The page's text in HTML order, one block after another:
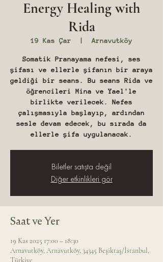
Energy Healing with
Rida
19 Kas Çar
  |
Arnavutköy
Somatik Pranayama nefesi, ses
şifası ve ellerle şifanın bir araya
geldiği bir seans. Bu seans Rida ve
öğrencileri Mina ve Yael'le
birlikte verilecek. Nefes
çalışmasıyla başlayıp, ardından
sesle devam edecek, bu sırada da
ellerle şifa uygulanacak.
Biletler satışta değil
Diğer etkinlikleri gör
Saat ve Yer
19 Kas 2025 17:00 – 18:30
Arnavutköy, Arnavutköy, 34345 Beşiktaş/İstanbul,
Türkiye